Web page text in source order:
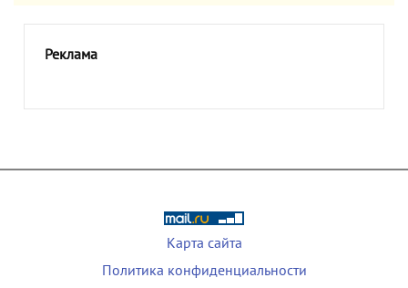
Реклама
Карта сайта
Политика конфиденциальности